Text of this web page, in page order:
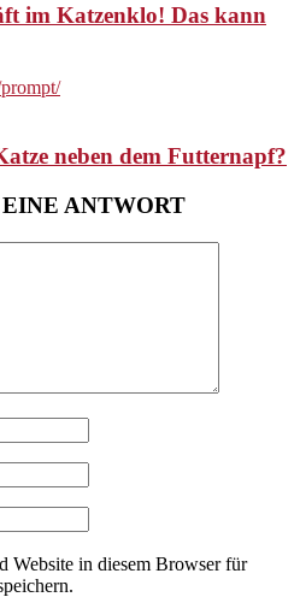
im Katzenklo! Das kann
neben dem Futternapf?
ANTWORT
Website in diesem Browser für